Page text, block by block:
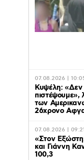
07.08.2026 |
Κυψέλη: «Δεν
πιστέψουμε»,
των
26χρονο
07.08.2026 |
«Στον
και Γιάννη
100,3